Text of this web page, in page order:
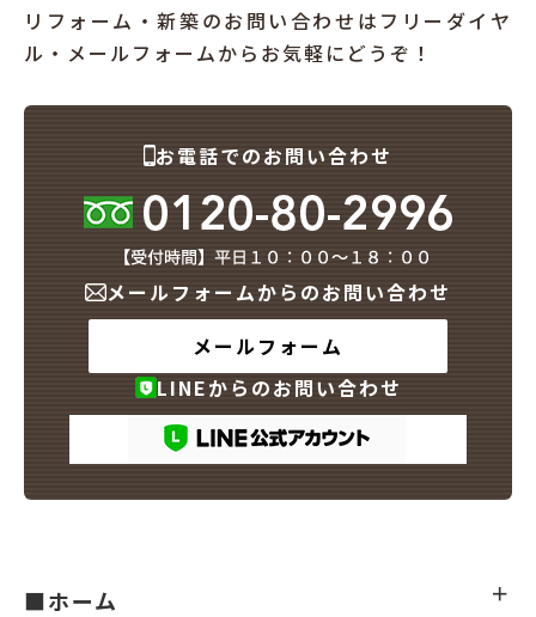
リフォーム・新築のお問い合わせはフリーダイヤ
ル・メールフォームからお気軽にどうぞ！
お電話でのお問い合わせ
メールフォームからのお問い合わせ
メールフォーム
LINEからのお問い合わせ
■ホーム